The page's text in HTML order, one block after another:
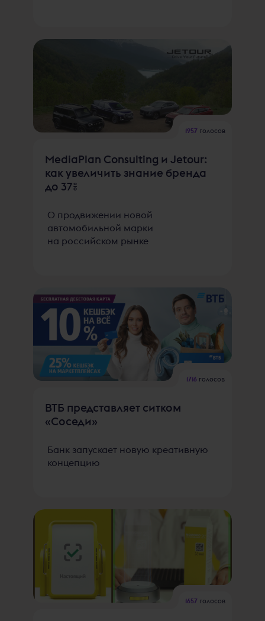
1957 голосов
MediaPlan Consulting и Jetour:
как увеличить знание бренда
до 37%
О продвижении новой
автомобильной марки
на российском рынке
1716голосов
ВТБ представляет ситком
«Соседи»
Банк запускает новую креативную
концепцию
1657 голосов